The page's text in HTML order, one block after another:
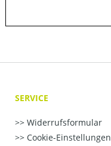
SERVICE
Widerrufsformular
Cookie-Einstellungen